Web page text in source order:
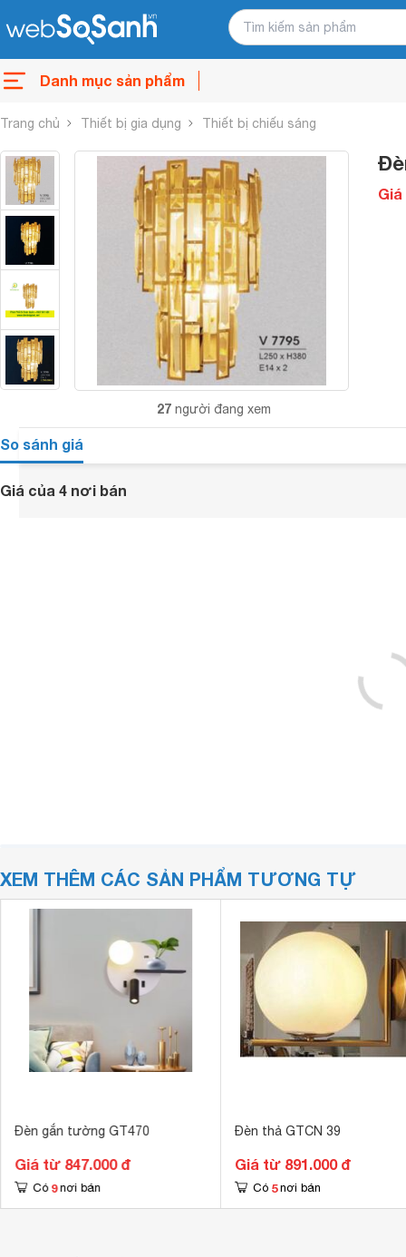
Danh mục sản phẩm
Trang chủ Thiết bị gia dụng Thiết bị chiếu sáng
27 người đang xem
So sánh giá
Giá của 4 nơi bán
XEM THÊM CÁC SẢN PHẨM TƯƠNG TỰ
Đèn gắn tường GT470
Giá từ 847.000 đ
Có 9 nơi bán
Đèn thả GTCN 39
Giá từ 891.000 đ
Có 5 nơi bán